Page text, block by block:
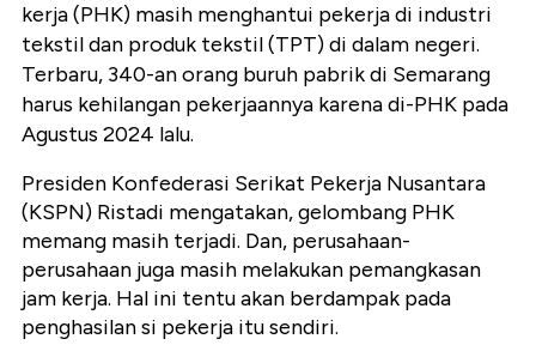
kerja (PHK) masih menghantui pekerja di industri
tekstil dan produk tekstil (TPT) di dalam negeri.
Terbaru, 340-an orang buruh pabrik di Semarang
harus kehilangan pekerjaannya karena di-PHK pada
Agustus 2024 lalu.
Presiden Konfederasi Serikat Pekerja Nusantara
(KSPN) Ristadi mengatakan, gelombang PHK
memang masih terjadi. Dan, perusahaan-
perusahaan juga masih melakukan pemangkasan
jam kerja. Hal ini tentu akan berdampak pada
penghasilan si pekerja itu sendiri.